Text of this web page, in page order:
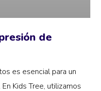
de
es esencial para un
Kids Tree, utilizamos